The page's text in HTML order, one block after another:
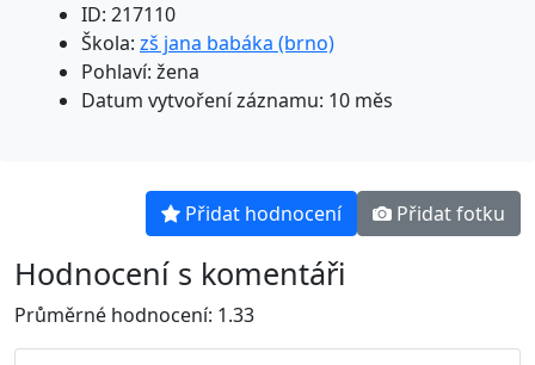
ID: 217110
Škola: zš jana babáka (brno)
Pohlaví: žena
Datum vytvoření záznamu: 10 měs
Přidat hodnocení Přidat fotku
Hodnocení s komentáři
Průměrné hodnocení: 1.33